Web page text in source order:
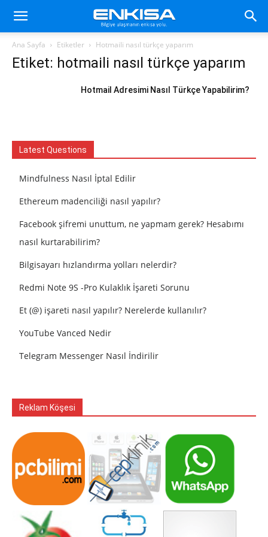
Ana Sayfa Etiketler Hotmaili nasıl türkçe yaparım
Etiket: hotmaili nasıl türkçe yaparım
Hotmail Adresimi Nasıl Türkçe Yapabilirim?
Latest Questions
Mindfulness Nasıl İptal Edilir
Ethereum madenciliği nasıl yapılır?
Facebook şifremi unuttum, ne yapmam gerek? Hesabımı
nasıl kurtarabilirim?
Bilgisayarı hızlandırma yolları nelerdir?
Redmi Note 9S -Pro Kulaklık İşareti Sorunu
Et (@) işareti nasıl yapılır? Nerelerde kullanılır?
YouTube Vanced Nedir
Telegram Messenger Nasıl İndirilir
Reklam Köşesi